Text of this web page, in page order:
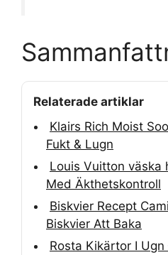
Relaterade artiklar
Klairs Rich Moist
Fukt & Lugn
Louis Vuitton väska
Med Äkthetskontroll
Biskvier Recept
Biskvier Att Baka
Rosta Kikärtor I Ugn